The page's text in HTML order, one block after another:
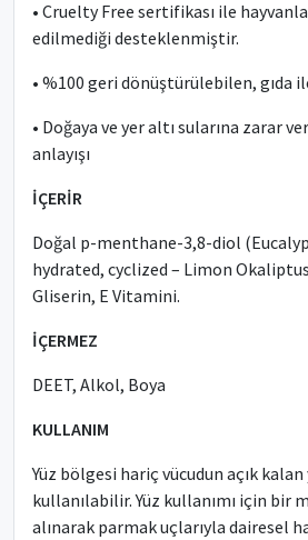
• Cruelty Free sertifikası ile
edilmediği desteklenmiştir.
• %100 geri dönüştürülebilen, gıda
• Doğaya ve yer altı sularına zarar
anlayışı
İÇERİR
Doğal p-menthane-3,8-diol
hydrated, cyclized – Limon Okaliptus
Gliserin, E Vitamini.
İÇERMEZ
DEET, Alkol, Boya
KULLANIM
Yüz bölgesi hariç vücudun açık
kullanılabilir. Yüz kullanımı için bir
alınarak parmak uçlarıyla dairesel